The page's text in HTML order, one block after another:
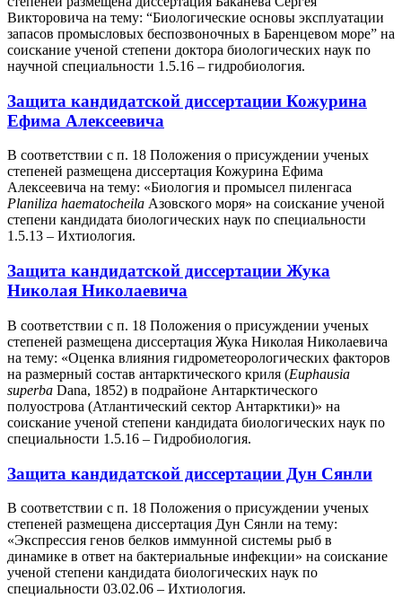
Викторовича на тему: “Биологические основы эксплуатации
запасов промысловых беспозвоночных в Баренцевом море” на
соискание ученой степени доктора биологических наук по
научной специальности 1.5.16 – гидробиология.
Защита кандидатской диссертации Кожурина
Ефима Алексеевича
В соответствии с п. 18 Положения о присуждении ученых
степеней размещена диссертация Кожурина Ефима
Алексеевича на тему: «Биология и промысел пиленгаса
Planiliza haematocheila Азовского моря» на соискание ученой
степени кандидата биологических наук по специальности
1.5.13 – Ихтиология.
Защита кандидатской диссертации Жука
Николая Николаевича
В соответствии с п. 18 Положения о присуждении ученых
степеней размещена диссертация Жука Николая Николаевича
на тему: «Оценка влияния гидрометеорологических факторов
на размерный состав антарктического криля (Euphausia
superba Dana, 1852) в подрайоне Антарктического
полуострова (Атлантический сектор Антарктики)» на
соискание ученой степени кандидата биологических наук по
специальности 1.5.16 – Гидробиология.
Защита кандидатской диссертации Дун Сянли
В соответствии с п. 18 Положения о присуждении ученых
степеней размещена диссертация Дун Сянли на тему:
«Экспрессия генов белков иммунной системы рыб в
динамике в ответ на бактериальные инфекции» на соискание
ученой степени кандидата биологических наук по
специальности 03.02.06 – Ихтиология.